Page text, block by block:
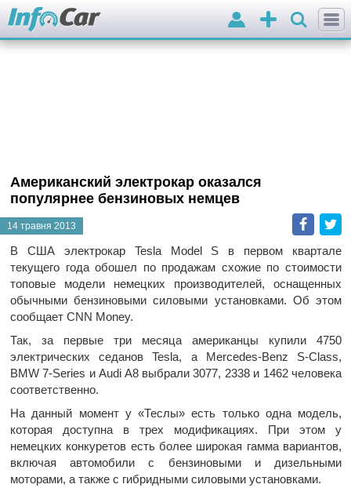
Додати
оголошення
Вхід
Американский электрокар оказался
популярнее бензиновых немцев
14 травня 2013
В США электрокар Tesla Model S в первом квартале
текущего года обошел по продажам схожие по стоимости
топовые модели немецких производителей, оснащенных
обычными бензиновыми силовыми установками. Об этом
сообщает CNN Money.
Так, за первые три месяца американцы купили 4750
электрических седанов Tesla, а Mercedes-Benz S-Class,
BMW 7-Series и Audi A8 выбрали 3077, 2338 и 1462 человека
соответственно.
На данный момент у «Теслы» есть только одна модель,
которая доступна в трех модификациях. При этом у
немецких конкуретов есть более широкая гамма вариантов,
включая автомобили с бензиновыми и дизельными
моторами, а также с гибридными силовыми установками.